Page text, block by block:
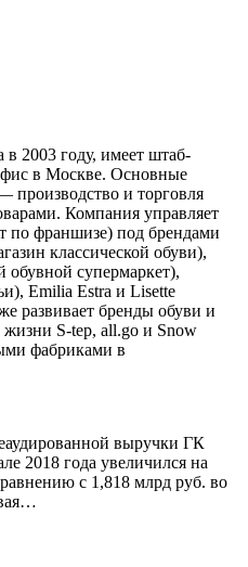
в 2003 году, имеет штаб-
в Москве. Основные
производство и торговля
Компания управляет
по франшизе) под брендами
классической обуви),
супермаркет),
Emilia Estra и Lisette
развивает бренды обуви и
жизни S-tep, all.go и Snow
фабриками в
выручки ГК
2018 года увеличился на
с 1,818 млрд руб. во